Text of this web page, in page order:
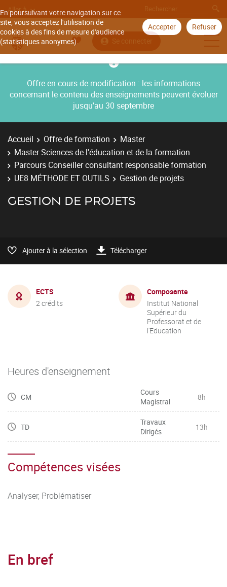
En poursuivant votre navigation sur ce
site, vous acceptez l'utilisation de
cookies à des fins de mesure d'audience
(statistiques anonymes).
Accepter Refuser
Aller à
Se connecter
Offre en cours de modification : les informations
concernant le contenu des enseignements peuvent évoluer
jusqu’au 30 septembre
Accueil Offre de formation
Master
Master Sciences de l'éducation et de la formation
Parcours Conseiller consultant responsable formation
UE8 MÉTHODE ET OUTILS
Gestion de projets
GESTION DE PROJETS
Ajouter à la sélection Télécharger
ECTS
2 crédits
Composante
Institut National
Supérieur du
Professorat et de
l'Education
Heures d'enseignement
CM
Cours
Magistral
8h
TD
Travaux
Dirigés
13h
Compétences visées
Analyser, Problématiser
En bref